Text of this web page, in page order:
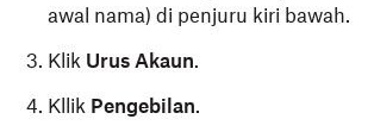
awal nama) di penjuru kiri bawah.
Klik Urus Akaun.
Kllik Pengebilan.